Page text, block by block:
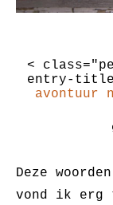
<
entry-title
avontuur
Deze
vond ik erg